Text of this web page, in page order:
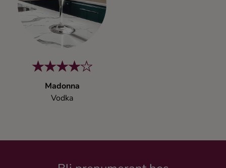
Kaffe
Likör
Madonna
Vodka